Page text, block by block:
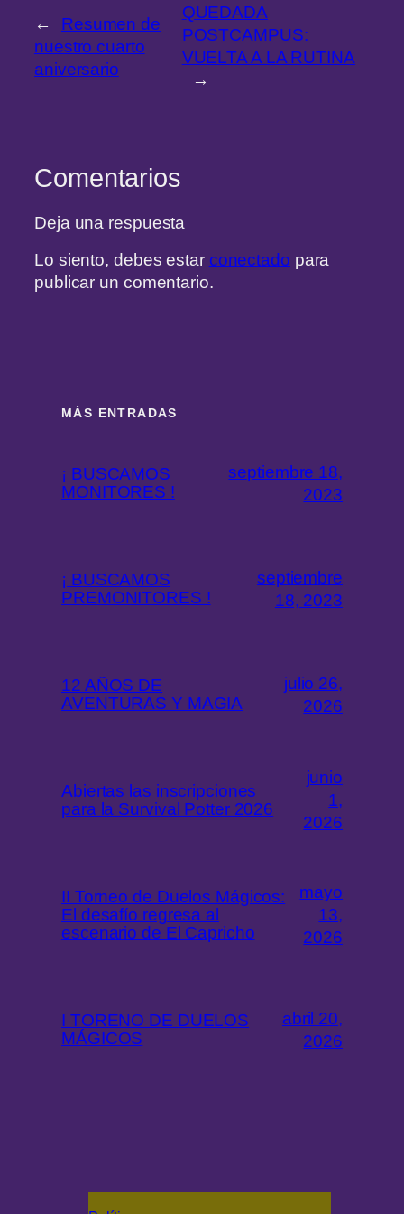
←
Resumen de
nuestro cuarto
aniversario
QUEDADA
POSTCAMPUS:
VUELTA A LA RUTINA
→
Comentarios
Deja una respuesta
Lo siento, debes estar conectado para
publicar un comentario.
MÁS ENTRADAS
¡ BUSCAMOS
MONITORES !
septiembre 18,
2023
¡ BUSCAMOS
PREMONITORES !
septiembre
18, 2023
12 AÑOS DE
AVENTURAS Y MAGIA
julio 26,
2026
Abiertas las inscripciones
para la Survival Potter 2026
junio
1,
2026
II Torneo de Duelos Mágicos:
El desafío regresa al
escenario de El Capricho
mayo
13,
2026
I TORENO DE DUELOS
MÁGICOS
abril 20,
2026